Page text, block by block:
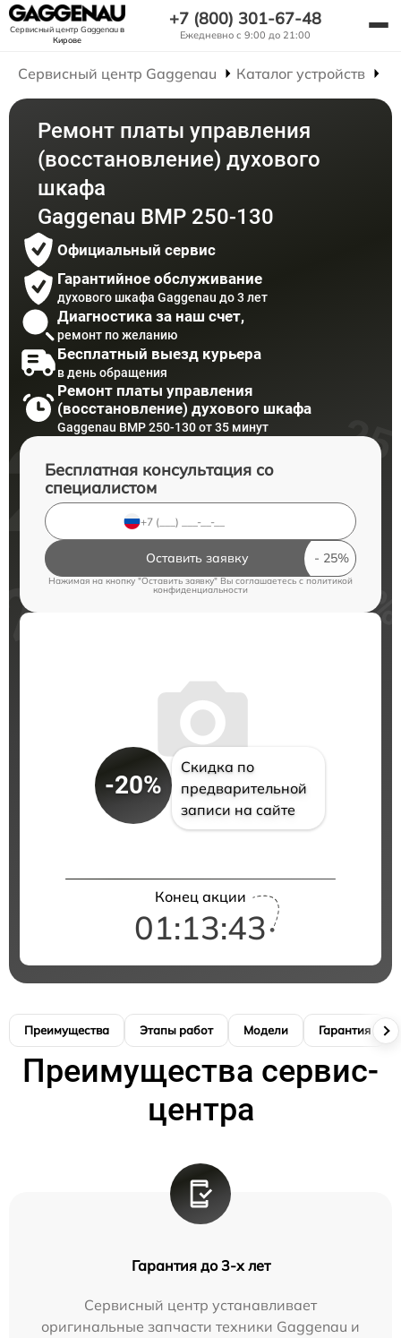
Сервисный центр Gaggenauв
Кирове
+7 (800) 301-67-48
Ежедневно с 9:00 до 21:00
Сервисный центр Gaggenau Каталог устройств
Ремонт платы управления
(восстановление) духового
шкафа
Gaggenau BMP 250-130
Официальный сервис
Гарантийное обслуживание
духового шкафа Gaggenau до 3 лет
Диагностика за наш счет,
ремонт по желанию
Бесплатный выезд курьера
в день обращения
Ремонт платы управления
(восстановление) духового шкафа
Gaggenau BMP 250-130 от 35 минут
Бесплатная консультация со
специалистом
Оставить заявку
Нажимая на кнопку "Оставить заявку" Вы соглашаетесь c политикой
конфиденциальности
-20%
Скидка по
предварительной
записи на сайте
Конец акции
01:13:42
Преимущества Этапы работ Модели Гарантия
Преимущества сервис-
центра
Гарантия до 3-х лет
Сервисный центр устанавливает
оригинальные запчасти техники Gaggenau и